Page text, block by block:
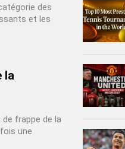
des
et les
la
frappe de la
une